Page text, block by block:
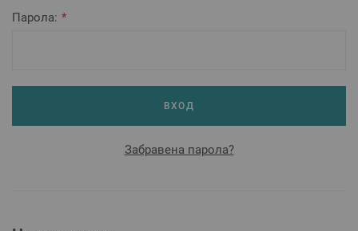
Парола
ВХОД
Забравена парола?